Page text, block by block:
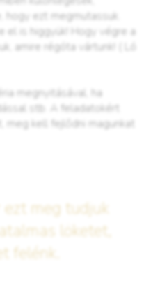
hogy ezt megmutassuk.
el is higgyük! Hogy végre a
amire régóta vártunk! ( Ló
megnyitásával, ha
stb. A feladatokért
meg kell fejlődni magunkat
ezt meg tudjuk
löketet,
felénk.